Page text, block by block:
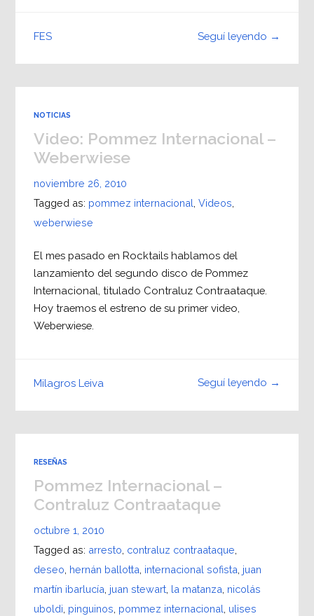
Seguí leyendo →
FES
NOTICIAS
Video: Pommez Internacional –
Weberwiese
noviembre 26, 2010
Tagged as: pommez internacional Videos
weberwiese
El mes pasado en Rocktails hablamos del
lanzamiento del segundo disco de Pommez
Internacional, titulado Contraluz Contraataque.
Hoy traemos el estreno de su primer video,
Weberwiese.
Seguí leyendo →
Milagros Leiva
RESEÑAS
Pommez Internacional –
Contraluz Contraataque
octubre 1, 2010
Tagged as: arresto contraluz contraataque
deseo hernán ballotta internacional sofista juan
martín ibarlucía juan stewart, la matanza nicolás
uboldi pinguinos pommez internacional ulises